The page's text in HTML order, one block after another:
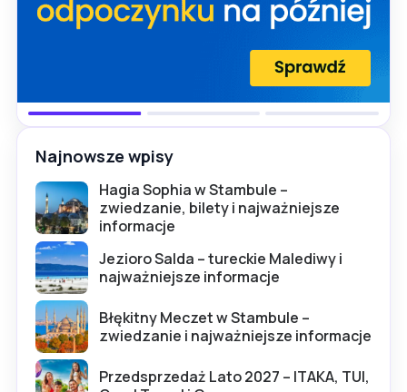
Najnowsze wpisy
Hagia Sophia w Stambule –
zwiedzanie, bilety i najważniejsze
informacje
Jezioro Salda – tureckie Malediwy i
najważniejsze informacje
Błękitny Meczet w Stambule –
zwiedzanie i najważniejsze informacje
Przedsprzedaż Lato 2027 – ITAKA, TUI,